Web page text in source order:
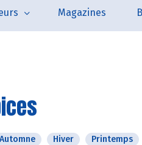
Magazines
Automne Hiver Printemps